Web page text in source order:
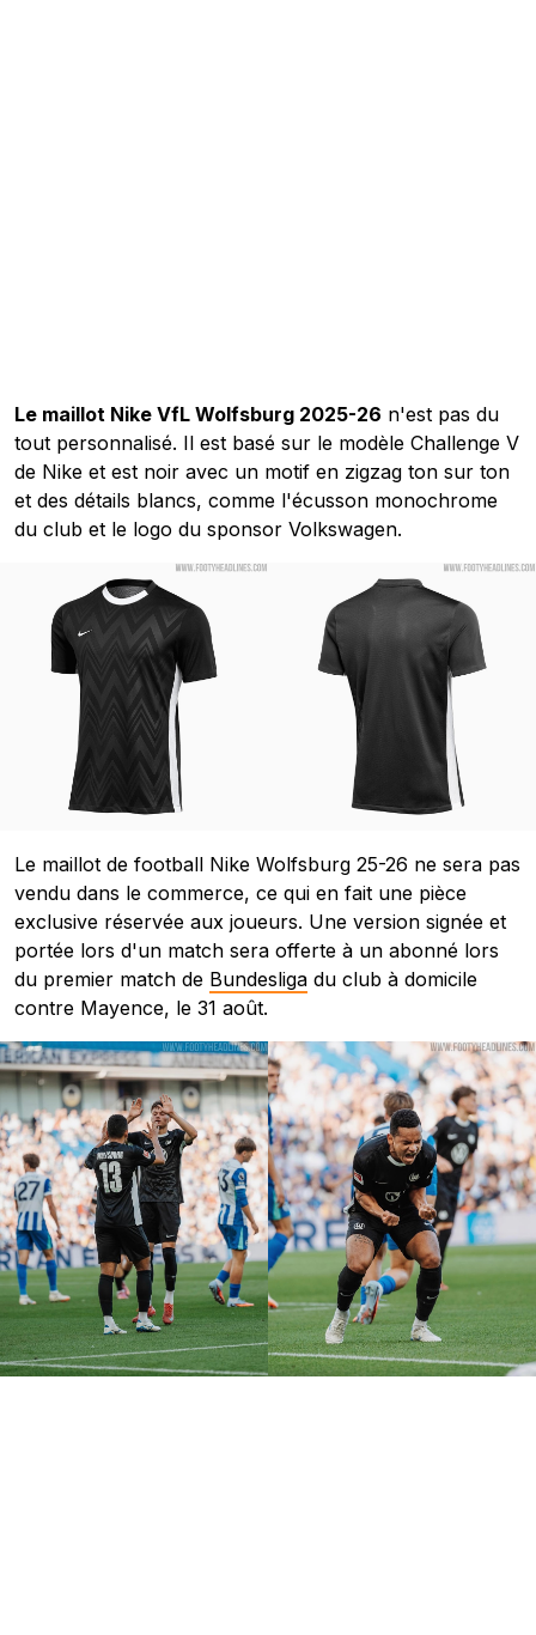
Le maillot Nike VfL Wolfsburg 2025-26 n'est pas du
tout personnalisé. Il est basé sur le modèle Challenge V
de Nike et est noir avec un motif en zigzag ton sur ton
et des détails blancs, comme l'écusson monochrome
du club et le logo du sponsor Volkswagen.
Le maillot de football Nike Wolfsburg 25-26 ne sera pas
vendu dans le commerce, ce qui en fait une pièce
exclusive réservée aux joueurs. Une version signée et
portée lors d'un match sera offerte à un abonné lors
du premier match de Bundesliga du club à domicile
contre Mayence, le 31 août.